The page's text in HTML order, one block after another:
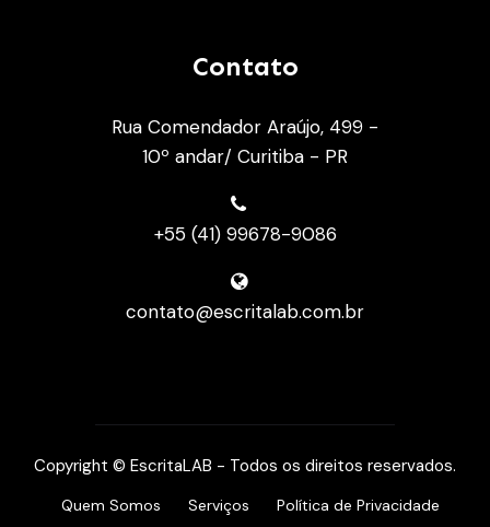
Contato
Rua Comendador Araújo, 499 -
10º andar/ Curitiba - PR
+55 (41) 99678-9086
contato@escritalab.com.br
Copyright © EscritaLAB - Todos os direitos reservados.
Quem Somos Serviços Política de Privacidade